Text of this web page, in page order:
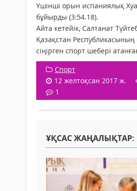
Үшінші орын испаниялық
бұйырды (3:54.18).
Айта кетейік, Салтанат
Қазақстан Республикасының
сіңірген спорт шебері
Спорт
12 желтоқсан 2017 ж.
1
ҰҚСАС ЖАҢАЛЫҚТАР: